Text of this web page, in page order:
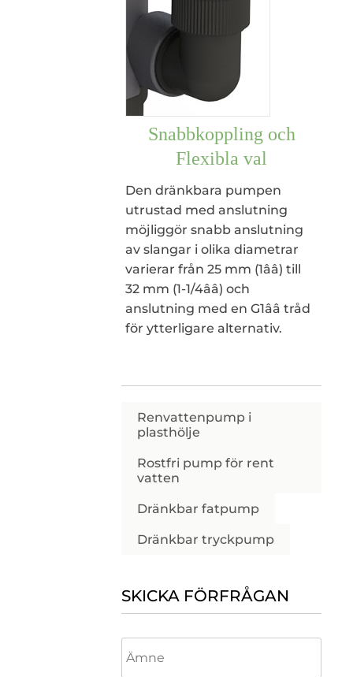
Snabbkoppling och
Flexibla val
Den dränkbara pumpen
utrustad med anslutning
möjliggör snabb anslutning
av slangar i olika diametrar
varierar från 25 mm (1ââ) till
32 mm (1-1/4ââ) och
anslutning med en G1ââ tråd
för ytterligare alternativ.
Renvattenpump i
plasthölje
Rostfri pump för rent
vatten
Dränkbar fatpump
Dränkbar tryckpump
SKICKA FÖRFRÅGAN